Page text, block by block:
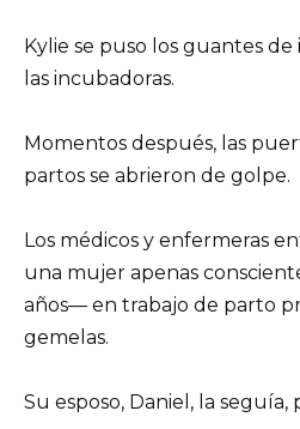
Kylie se puso los guantes
las incubadoras.
Momentos después, las
partos se abrieron de golpe.
Los médicos y enfermeras
una mujer apenas
años— en trabajo de parto
gemelas.
Su esposo, Daniel, la